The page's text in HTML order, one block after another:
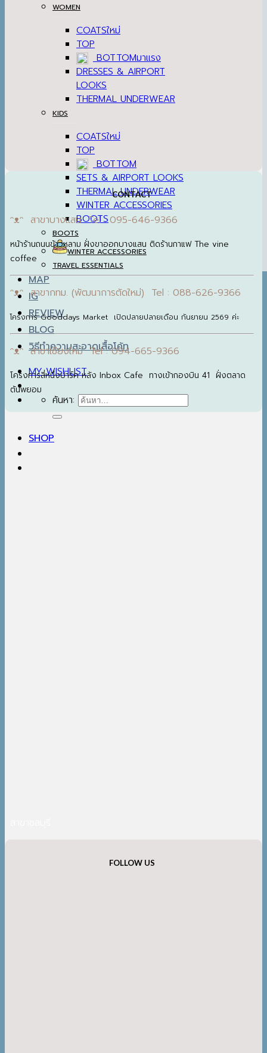
WOMEN
COATS
TOP
BOTTOM
DRESSES & AIRPORT
LOOKS
THERMAL UNDERWEAR
KIDS
COATS
TOP
BOTTOM
SETS & AIRPORT LOOKS
THERMAL UNDERWEAR
WINTER ACCESSORIES
BOOTS
BOOTS
WINTER ACCESSORIES
TRAVEL ESSENTIALS
MAP
IG
REVIEW
BLOG
วิธีทำความสะอาดเสื้อโค้ท
MY WISHLIST
ค้นหา:
SHOP
CONTACT
ᵔᴥᵔ สาขาบางแสน Tel : 095-646-9366
หน้าร้านถนนข้าวหลาม ฝั่งขาออกบางแสน ติดร้านกาแฟ The vine
coffee
ᵔᴥᵔ สาขากทม. (พัฒนาการตัดใหม่) Tel : 088-626-9366
โครงการ Gooddays Market เปิดปลายปลายเดือน กันยายน 2569 ค่ะ
ᵔᴥᵔ สาขาเชียงใหม่ Tel : 094-665-9366
โครงการสี่หนึ่งปาร์ค หลัง Inbox Cafe ทางเข้ากองบิน 41 ฝั่งตลาด
ต้นพยอม
FOLLOW US